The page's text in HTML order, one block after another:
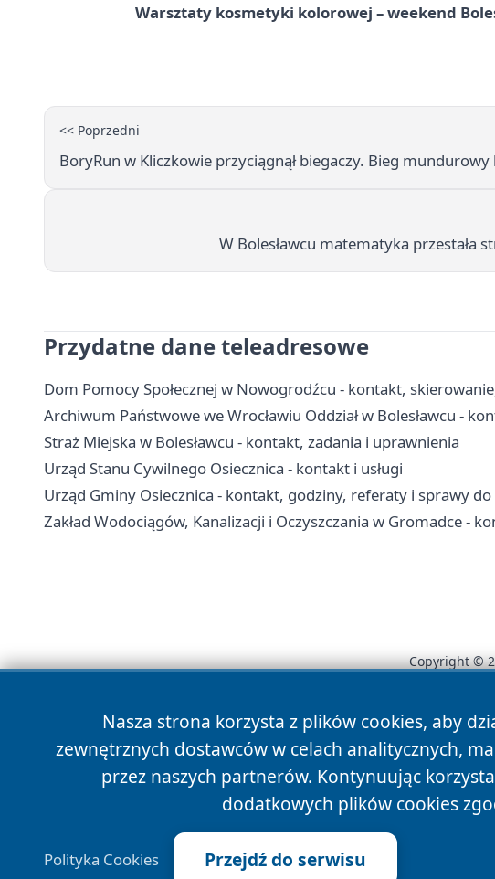
Warsztaty kosmetyki kolorowej – weekend
<< Poprzedni
BoryRun w Kliczkowie przyciągnął biegaczy. Bieg mundurowy
W Bolesławcu matematyka przestała
Przydatne dane teleadresowe
Dom Pomocy Społecznej w Nowogrodźcu - kontakt,
Archiwum Państwowe we Wrocławiu Oddział w Bolesławcu -
Straż Miejska w Bolesławcu - kontakt, zadania i uprawnienia
Urząd Stanu Cywilnego Osiecznica - kontakt i usługi
Urząd Gminy Osiecznica - kontakt, godziny, referaty i sprawy do
Zakład Wodociągów, Kanalizacji i Oczyszczania w Gromadce -
Nasza strona korzysta z plików cookies, aby
zewnętrznych dostawców w celach analitycznych,
przez naszych partnerów. Kontynuując
dodatkowych plików cookies
Polityka Cookies Przejdź do serwisu
Copyright ©
News